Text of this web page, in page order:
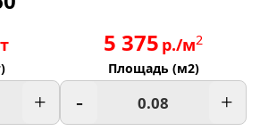
+
5 375 р./м2
Площадь (м2)
- +